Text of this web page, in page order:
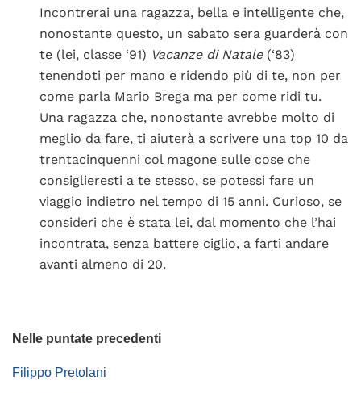
Incontrerai una ragazza, bella e intelligente che,
nonostante questo, un sabato sera guarderà con
te (lei, classe ‘91) Vacanze di Natale(‘83)
tenendoti per mano e ridendo più di te, non per
come parla Mario Brega ma per come ridi tu.
Una ragazza che, nonostante avrebbe molto di
meglio da fare, ti aiuterà a scrivere una top 10 da
trentacinquenni col magone sulle cose che
consiglieresti a te stesso, se potessi fare un
viaggio indietro nel tempo di 15 anni. Curioso, se
consideri che è stata lei, dal momento che l’hai
incontrata, senza battere ciglio, a farti andare
avanti almeno di 20.
Nelle puntate precedenti
Filippo Pretolani